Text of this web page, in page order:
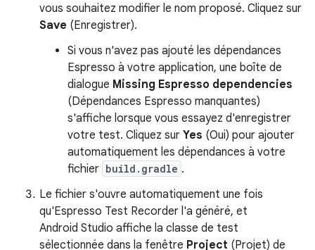
vous souhaitez modifier le nom proposé. Cliquez sur
Save (Enregistrer).
Si vous n'avez pas ajouté les dépendances
Espresso à votre application, une boîte de
dialogue Missing Espresso dependencies
(Dépendances Espresso manquantes)
s'affiche lorsque vous essayez d'enregistrer
votre test. Cliquez sur Yes (Oui) pour ajouter
automatiquement les dépendances à votre
fichier build.gradle .
Le fichier s'ouvre automatiquement une fois
qu'Espresso Test Recorder l'a généré, et
Android Studio affiche la classe de test
sélectionnée dans la fenêtre Project (Projet) de